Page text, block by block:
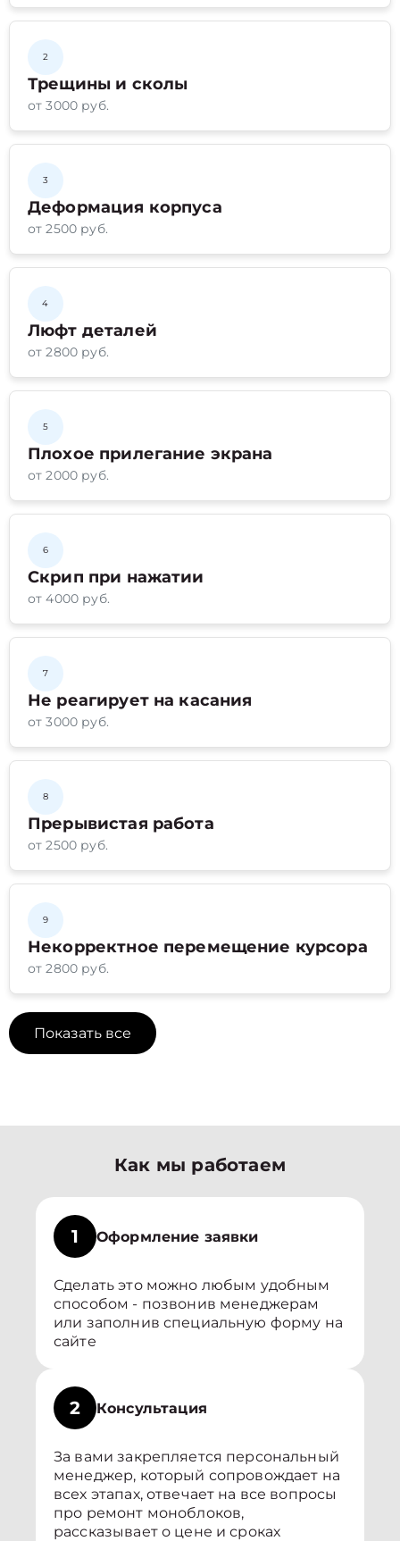
2
Трещины и сколы
от 3000 руб.
3
Деформация корпуса
от 2500 руб.
4
Люфт деталей
от 2800 руб.
5
Плохое прилегание экрана
от 2000 руб.
6
Скрип при нажатии
от 4000 руб.
7
Не реагирует на касания
от 3000 руб.
8
Прерывистая работа
от 2500 руб.
9
Некорректное перемещение курсора
от 2800 руб.
Показать все
Как мы работаем
1 Оформление заявки
Сделать это можно любым удобным
способом - позвонив менеджерам
или заполнив специальную форму на
сайте
2 Консультация
За вами закрепляется персональный
менеджер, который сопровождает на
всех этапах, отвечает на все вопросы
про ремонт моноблоков,
рассказывает о цене и сроках